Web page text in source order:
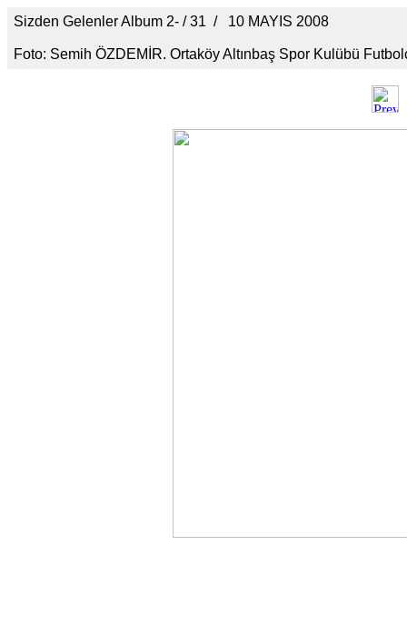
Sizden Gelenler Album 2- / 31 / 10 MAYIS 2008
Foto: Semih ÖZDEMİR. Ortaköy Altınbaş Spor Kulübü